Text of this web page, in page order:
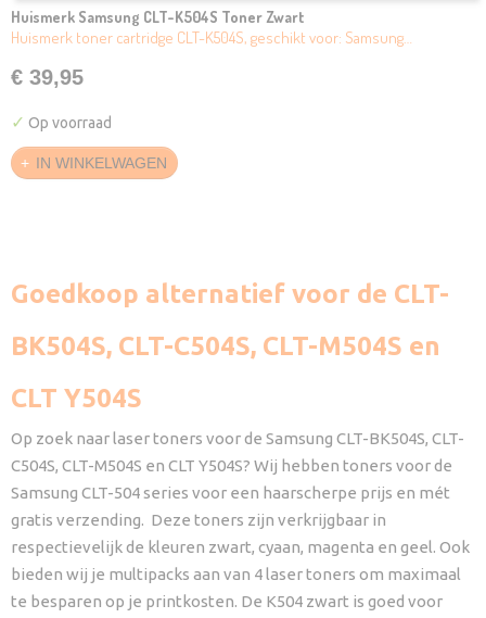
Huismerk Samsung CLT-K504S Toner Zwart
Huismerk toner cartridge CLT-K504S, geschikt voor: Samsung…
€ 39,95
✓ Op voorraad
IN WINKELWAGEN
Goedkoop alternatief voor de CLT-
BK504S, CLT-C504S, CLT-M504S en
CLT Y504S
Op zoek naar laser toners voor de Samsung CLT-BK504S, CLT-
C504S, CLT-M504S en CLT Y504S? Wij hebben toners voor de
Samsung CLT-504 series voor een haarscherpe prijs en mét
gratis verzending. Deze toners zijn verkrijgbaar in
respectievelijk de kleuren zwart, cyaan, magenta en geel. Ook
bieden wij je multipacks aan van 4 laser toners om maximaal
te besparen op je printkosten. De K504 zwart is goed voor